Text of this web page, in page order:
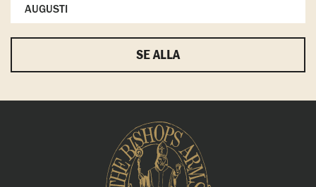
AUGUSTI
SE ALLA